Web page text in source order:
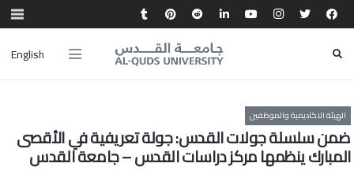
English
الهيئة الاكاديمية والموظفين
ضمن سلسلة جولات القدس: جولة تعريفية في الأقصى
المبارك ينظمها مركز دراسات القدس – جامعة القدس